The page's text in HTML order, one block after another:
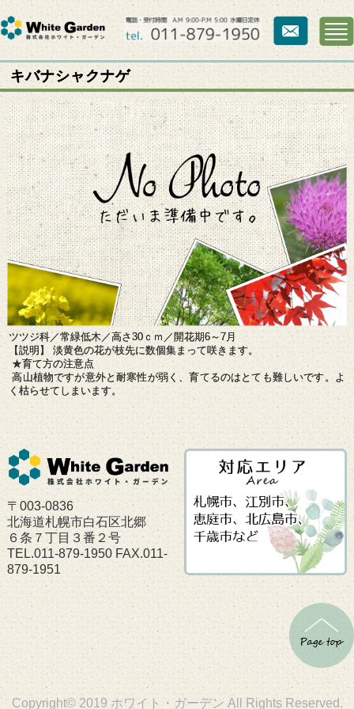
キバナシャクナゲ
ツツジ科／常緑低木／高さ30ｃｍ／開花期6～7月
【説明】 淡黄色の花が枝先に数個集まって咲きます。
★育て方の注意点
高山植物ですが意外と耐寒性が弱く、育てるのはとても難しいです。よ
く枯らせてしまいます。
〒003-0836
北海道札幌市白石区北郷
６条７丁目３番２号
TEL.011-879-1950 FAX.011-
879-1951
Copyright© 2019 ホワイト・ガーデン All Rights Reserved.